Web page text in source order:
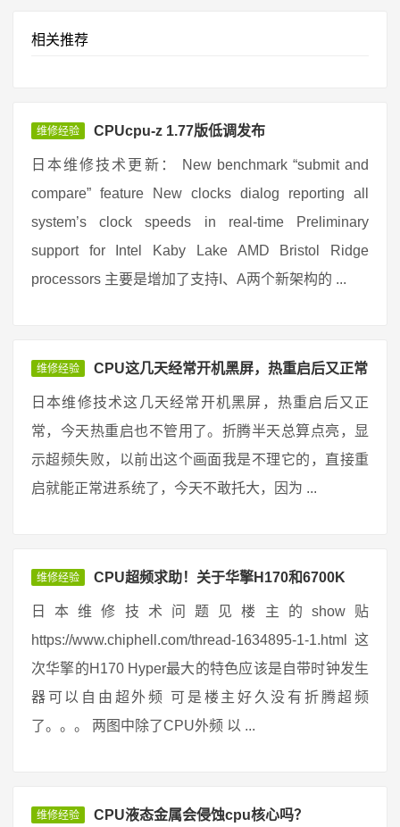
相关推荐
维修经验 CPUcpu-z 1.77版低调发布
日本维修技术更新： New benchmark “submit and
compare” feature New clocks dialog reporting all
system’s clock speeds in real-time Preliminary
support for Intel Kaby Lake AMD Bristol Ridge
processors 主要是增加了支持I、A两个新架构的 ...
维修经验 CPU这几天经常开机黑屏，热重启后又正常
日本维修技术这几天经常开机黑屏，热重启后又正
常，今天热重启也不管用了。折腾半天总算点亮，显
示超频失败，以前出这个画面我是不理它的，直接重
启就能正常进系统了，今天不敢托大，因为 ...
维修经验 CPU超频求助！关于华擎H170和6700K
日本维修技术问题见楼主的show贴
https://www.chiphell.com/thread-1634895-1-1.html 这
次华擎的H170 Hyper最大的特色应该是自带时钟发生
器可以自由超外频 可是楼主好久没有折腾超频
了。。。 两图中除了CPU外频 以 ...
维修经验 CPU液态金属会侵蚀cpu核心吗？